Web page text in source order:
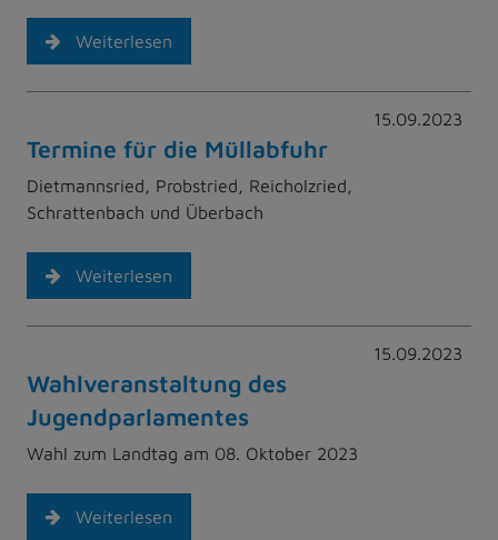
Weiterlesen
15.09.2023
Termine für die Müllabfuhr
Dietmannsried, Probstried, Reicholzried,
Schrattenbach und Überbach
Weiterlesen
15.09.2023
Wahlveranstaltung des
Jugendparlamentes
Wahl zum Landtag am 08. Oktober 2023
Weiterlesen